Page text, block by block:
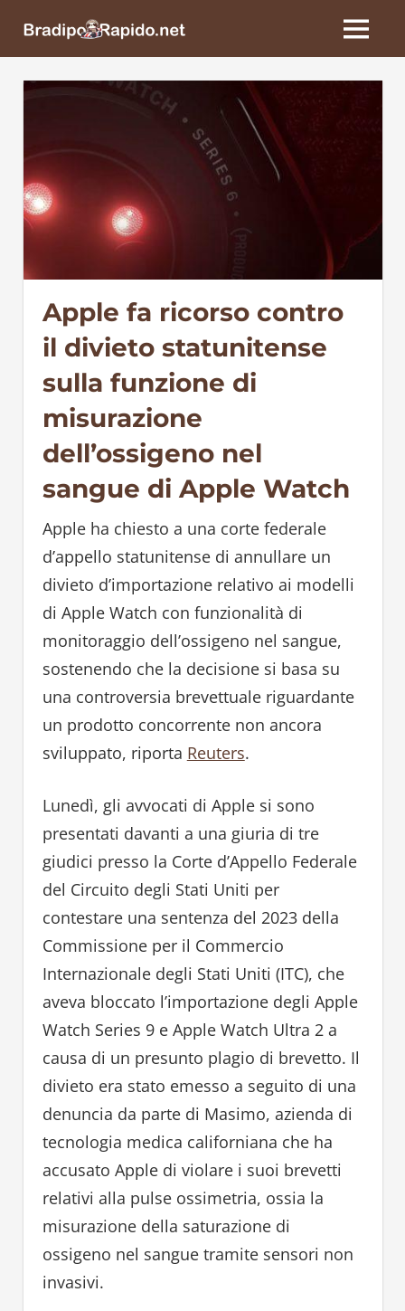
BradipoRapido.net
MENU
Apple fa ricorso contro
il divieto statunitense
sulla funzione di
misurazione
dell’ossigeno nel
sangue di Apple Watch
Apple ha chiesto a una corte federale
d’appello statunitense di annullare un
divieto d’importazione relativo ai modelli
di Apple Watch con funzionalità di
monitoraggio dell’ossigeno nel sangue,
sostenendo che la decisione si basa su
una controversia brevettuale riguardante
un prodotto concorrente non ancora
sviluppato, riporta Reuters.
Lunedì, gli avvocati di Apple si sono
presentati davanti a una giuria di tre
giudici presso la Corte d’Appello Federale
del Circuito degli Stati Uniti per
contestare una sentenza del 2023 della
Commissione per il Commercio
Internazionale degli Stati Uniti (ITC), che
aveva bloccato l’importazione degli Apple
Watch Series 9 e Apple Watch Ultra 2 a
causa di un presunto plagio di brevetto. Il
divieto era stato emesso a seguito di una
denuncia da parte di Masimo, azienda di
tecnologia medica californiana che ha
accusato Apple di violare i suoi brevetti
relativi alla pulse ossimetria, ossia la
misurazione della saturazione di
ossigeno nel sangue tramite sensori non
invasivi.